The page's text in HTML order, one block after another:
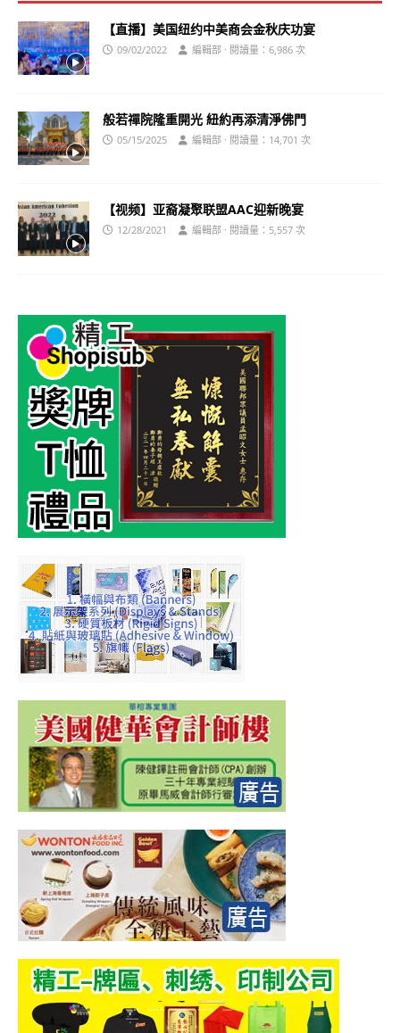
【直播】美国纽约中美商会金秋庆功宴
09/02/2022 編輯部 · 閱讀量：6,986 次
般若禪院隆重開光 紐約再添清淨佛門
05/15/2025 編輯部 · 閱讀量：14,701 次
【视频】亚裔凝聚联盟AAC迎新晚宴
12/28/2021 編輯部 · 閱讀量：5,557 次